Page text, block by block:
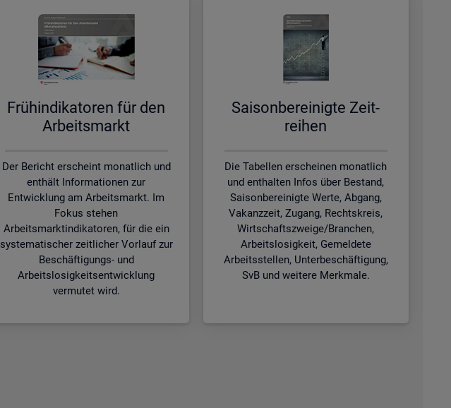
Früh­in­di­ka­to­ren für den
Ar­beits­markt
Der Bericht erscheint monatlich und
enthält Informationen zur
Entwicklung am Arbeitsmarkt. Im
Fokus stehen
Arbeitsmarktindikatoren, für die ein
systematischer zeitlicher Vorlauf zur
Beschäftigungs- und
Arbeitslosigkeitsentwicklung
vermutet wird.
Sai­son­be­rei­nig­te Zeit­
rei­hen
Die Tabellen erscheinen monatlich
und enthalten Infos über Bestand,
Saisonbereinigte Werte, Abgang,
Vakanzzeit, Zugang, Rechtskreis,
Wirtschaftszweige/Branchen,
Arbeitslosigkeit, Gemeldete
Arbeitsstellen, Unterbeschäftigung,
SvB und weitere Merkmale.